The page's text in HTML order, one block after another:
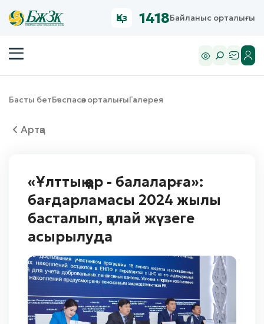
Қаз 1418Байланыс орталығы
Басты бетБаспасөз орталығыГалерея
Артқа
«Ұлттық қор - балаларға»:
бағдарламасы 2024 жылы
басталып, қалай жүзеге
асырылуда